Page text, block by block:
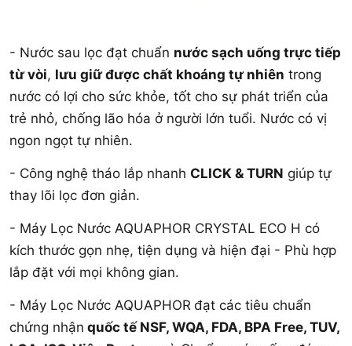
- Nước sau lọc đạt chuẩn nước sạch uống trực tiếp
từ vòi, lưu giữ được chất khoáng tự nhiên trong
nước có lợi cho sức khỏe, tốt cho sự phát triển của
trẻ nhỏ, chống lão hóa ở người lớn tuổi. Nước có vị
ngon ngọt tự nhiên.
- Công nghệ tháo lắp nhanh CLICK & TURN giúp tự
thay lõi lọc đơn giản.
- Máy Lọc Nước AQUAPHOR CRYSTAL ECO H có
kích thước gọn nhẹ, tiện dụng và hiện đại - Phù hợp
lắp đặt với mọi không gian.
- Máy Lọc Nước AQUAPHOR đạt các tiêu chuẩn
chứng nhận quốc tế NSF, WQA, FDA, BPA Free, TUV,